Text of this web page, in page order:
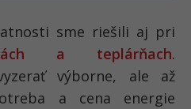
sme riešili aj pri
a teplárňach.
výborne, ale až
a cena energie